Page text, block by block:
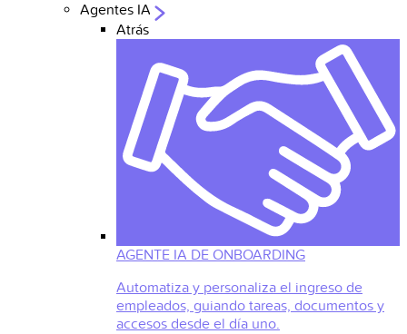
Agentes IA
Atrás
AGENTE IA DE ONBOARDING
Automatiza y personaliza el ingreso de
empleados, guiando tareas, documentos y
accesos desde el día uno.